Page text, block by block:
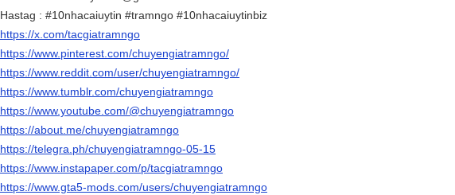
Hastag : #10nhacaiuytin #tramngo #10nhacaiuytinbiz
https://x.com/tacgiatramngo
https://www.pinterest.com/chuyengiatramngo/
https://www.reddit.com/user/chuyengiatramngo/
https://www.tumblr.com/chuyengiatramngo
https://www.youtube.com/@chuyengiatramngo
https://about.me/chuyengiatramngo
https://telegra.ph/chuyengiatramngo-05-15
https://www.instapaper.com/p/tacgiatramngo
https://www.gta5-mods.com/users/chuyengiatramngo